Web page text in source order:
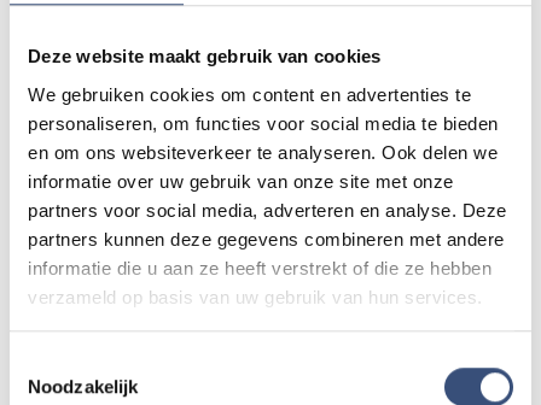
Deze website maakt gebruik van cookies
We gebruiken cookies om content en advertenties te
personaliseren, om functies voor social media te bieden
en om ons websiteverkeer te analyseren. Ook delen we
informatie over uw gebruik van onze site met onze
partners voor social media, adverteren en analyse. Deze
partners kunnen deze gegevens combineren met andere
informatie die u aan ze heeft verstrekt of die ze hebben
verzameld op basis van uw gebruik van hun services.
Noodzakelijk
11
AUG.
Magic Summer show met Steven Kazàn
📍Ouddorp🕐 17:00
WO
12
AUG.
Kinderdagen bij RTM-trammuseum in
Ouddorp
📍Ouddorp 🕐10:00
13 📍Ouddorp